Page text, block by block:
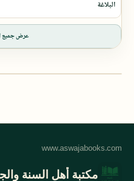
عرض جميع
مكتبة أهل السنة